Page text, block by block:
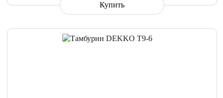
Купить